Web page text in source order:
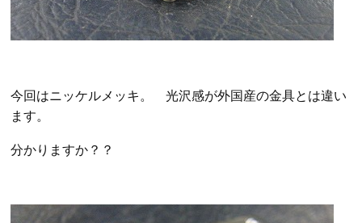
今回はニッケルメッキ。 光沢感が外国産の金具とは違い
ます。
分かりますか？？